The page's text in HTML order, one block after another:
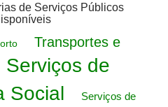
de Serviços Públicos
Transportes e
Serviços de
Social
Serviços de